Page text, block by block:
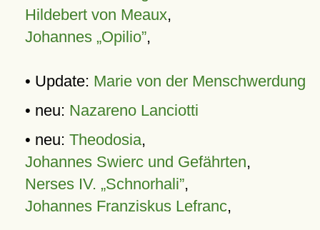
Hildebert von Meaux,
Johannes „Opilio”,
• Update: Marie von der Menschwerdung
• neu: Nazareno Lanciotti
• neu: Theodosia,
Johannes Swierc und Gefährten,
Nerses IV. „Schnorhali”,
Johannes Franziskus Lefranc,